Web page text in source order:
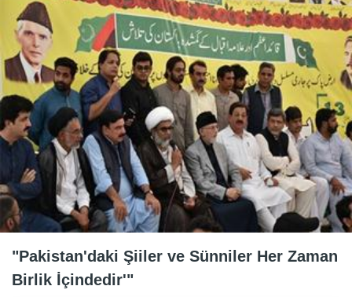
"Pakistan'daki Şiiler ve Sünniler Her Zaman
Birlik İçindedir'"